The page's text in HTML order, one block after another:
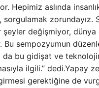
Hepimiz aslında
zorundayız.
şeyler değişmiyor, dünya
Bu sempozyumun
bu gidişat ve
ilgili.” dedi.Yapay
gerektiğine de